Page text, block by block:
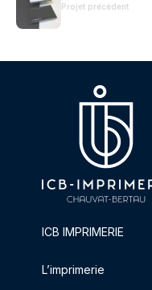
Projet précédent
ICB IMPRIMERIE
L’imprimerie